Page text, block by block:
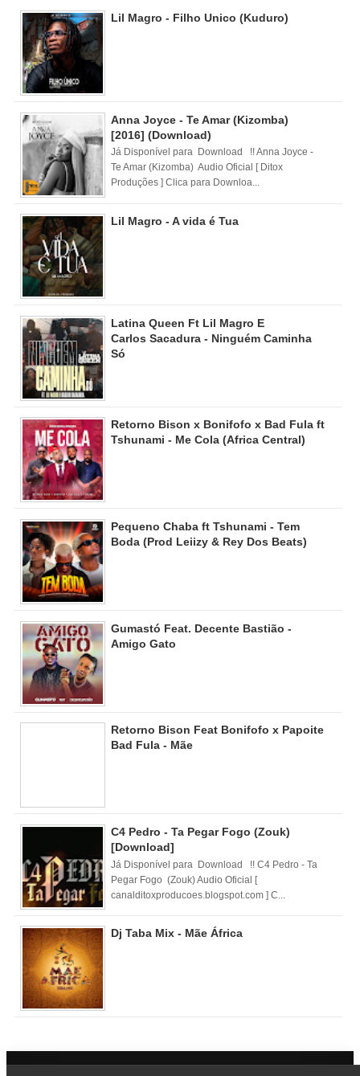
Lil Magro - Filho Unico (Kuduro)
Anna Joyce - Te Amar (Kizomba)
[2016] (Download)
Já Disponível para Download !! Anna Joyce -
Te Amar (Kizomba) Audio Oficial [ Ditox
Produções ] Clica para Downloa...
Lil Magro - A vida é Tua
Latina Queen Ft Lil Magro E
Carlos Sacadura - Ninguém Caminha
Só
Retorno Bison x Bonifofo x Bad Fula ft
Tshunami - Me Cola (Africa Central)
Pequeno Chaba ft Tshunami - Tem
Boda (Prod Leiizy & Rey Dos Beats)
Gumastó Feat. Decente Bastião -
Amigo Gato
Retorno Bison Feat Bonifofo x Papoite
Bad Fula - Mãe
C4 Pedro - Ta Pegar Fogo (Zouk)
[Download]
Já Disponível para Download !! C4 Pedro - Ta
Pegar Fogo (Zouk) Audio Oficial [
canalditoxproducoes.blogspot.com ] C...
Dj Taba Mix - Mãe África